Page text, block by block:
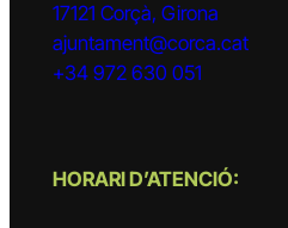
17121 Corçà, Girona
ajuntament@corca.cat
+34 972 630 051
HORARI D’ATENCIÓ: